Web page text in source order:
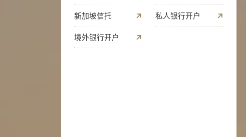
新加坡信托 私人银行开户
境外银行开户